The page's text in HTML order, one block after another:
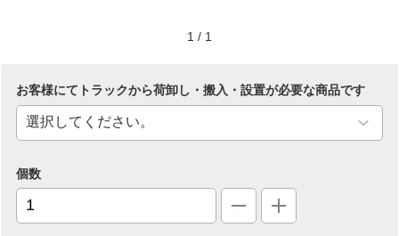
1 / 1
お客様にてトラックから荷卸し・搬入・設置が必要な商品です
個数